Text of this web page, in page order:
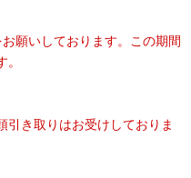
願いしております。この期間
引き取りはお受けしておりま